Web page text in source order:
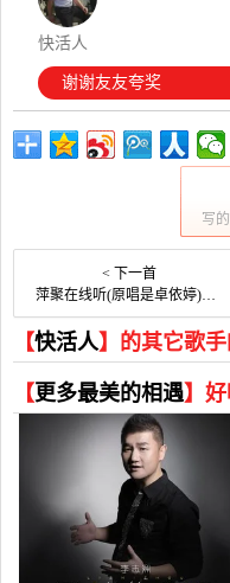
快活人
谢谢友友夸奖
写
< 下一首
萍聚在线听(原唱是卓依婷)，往事随风演唱点播:13次
【快活人】的其它歌手
【更多最美的相遇】